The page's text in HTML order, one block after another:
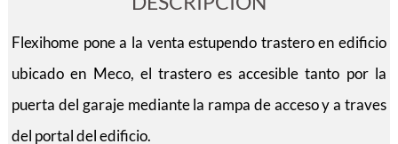
Flexihome pone a la venta estupendo trastero en edificio
ubicado en Meco, el trastero es accesible tanto por la
puerta del garaje mediante la rampa de acceso y a traves
del portal del edificio.